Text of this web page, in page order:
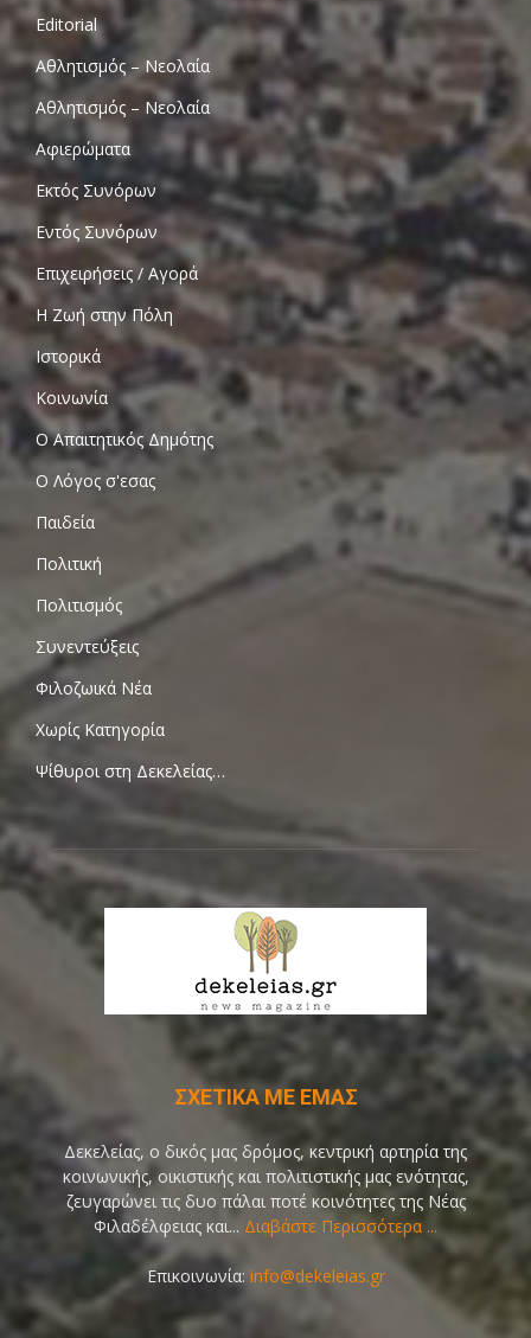
Editorial
Αθλητισμός – Νεολαία
Αθλητισμός – Νεολαία
Αφιερώματα
Εκτός Συνόρων
Εντός Συνόρων
Επιχειρήσεις / Αγορά
Η Ζωή στην Πόλη
Ιστορικά
Κοινωνία
Ο Απαιτητικός Δημότης
Ο Λόγος σ'εσας
Παιδεία
Πολιτική
Πολιτισμός
Συνεντεύξεις
Φιλοζωικά Νέα
Χωρίς Κατηγορία
Ψίθυροι στη Δεκελείας…
ΣΧΕΤΙΚΑ ΜΕ ΕΜΑΣ
Δεκελείας, ο δικός μας δρόμος, κεντρική αρτηρία της
κοινωνικής, οικιστικής και πολιτιστικής μας ενότητας,
ζευγαρώνει τις δυο πάλαι ποτέ κοινότητες της Νέας
Φιλαδέλφειας και... Διαβάστε Περισσότερα ...
Επικοινωνία: info@dekeleias.gr